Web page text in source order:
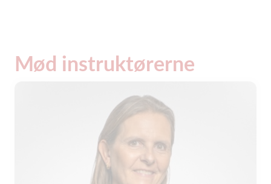
Mød instruktørerne